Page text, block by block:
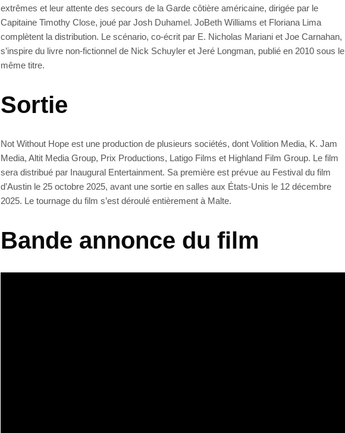
extrêmes et leur attente des secours de la Garde côtière américaine, dirigée par le
Capitaine Timothy Close, joué par Josh Duhamel. JoBeth Williams et Floriana Lima
complètent la distribution. Le scénario, co-écrit par E. Nicholas Mariani et Joe Carnahan,
s’inspire du livre non-fictionnel de Nick Schuyler et Jeré Longman, publié en 2010 sous le
même titre.
Sortie
Not Without Hope est une production de plusieurs sociétés, dont Volition Media, K. Jam
Media, Altit Media Group, Prix Productions, Latigo Films et Highland Film Group. Le film
sera distribué par Inaugural Entertainment. Sa première est prévue au Festival du film
d’Austin le 25 octobre 2025, avant une sortie en salles aux États-Unis le 12 décembre
2025. Le tournage du film s’est déroulé entièrement à Malte.
Bande annonce du film